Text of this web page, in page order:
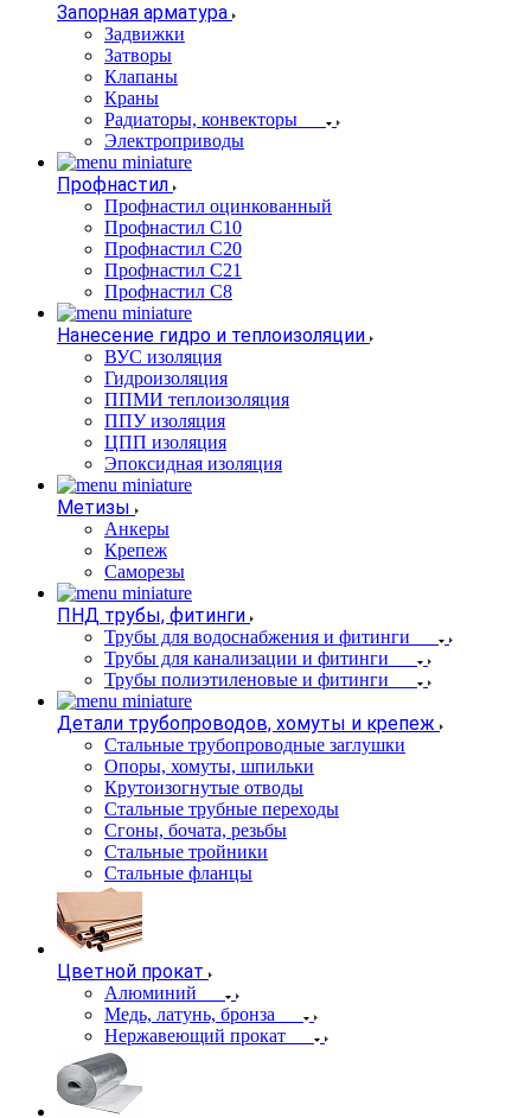
Запорная арматура
Задвижки
Затворы
Клапаны
Краны
Радиаторы, конвекторы
Электроприводы
Профнастил
Профнастил оцинкованный
Профнастил С10
Профнастил С20
Профнастил С21
Профнастил С8
Нанесение гидро и теплоизоляции
ВУС изоляция
Гидроизоляция
ППМИ теплоизоляция
ППУ изоляция
ЦПП изоляция
Эпоксидная изоляция
Метизы
Анкеры
Крепеж
Саморезы
ПНД трубы, фитинги
Трубы для водоснабжения и фитинги
Трубы для канализации и фитинги
Трубы полиэтиленовые и фитинги
Детали трубопроводов, хомуты и крепеж
Стальные трубопроводные заглушки
Опоры, хомуты, шпильки
Крутоизогнутые отводы
Стальные трубные переходы
Сгоны, бочата, резьбы
Стальные тройники
Стальные фланцы
Цветной прокат
Алюминий
Медь, латунь, бронза
Нержавеющий прокат